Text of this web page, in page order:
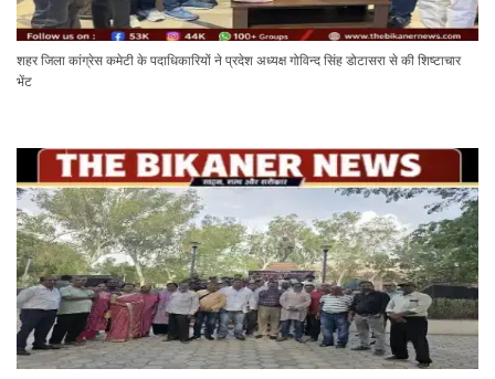
शहर जिला कांग्रेस कमेटी के पदाधिकारियों ने प्रदेश अध्यक्ष गोविन्द सिंह डोटासरा से की शिष्टाचार
भेंट